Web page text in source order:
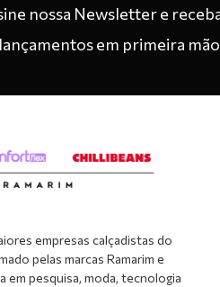
nossa Newsletter e
em primeira
empresas calçadistas do
pelas marcas Ramarim e
pesquisa, moda, tecnologia